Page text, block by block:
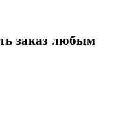
заказ любым